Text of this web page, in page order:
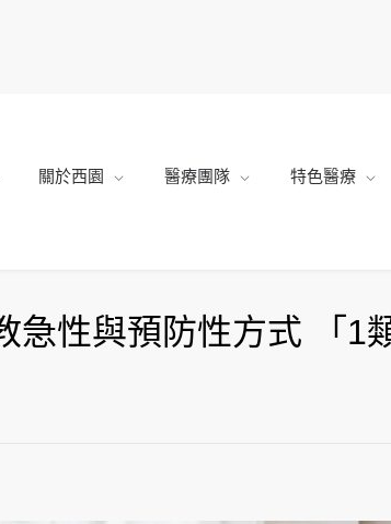
關於西園 醫療團隊 特色醫療
急性與預防性方式 「1